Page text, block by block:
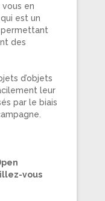
en
est un
permettant
des
d’objets
leur
par le biais
vous